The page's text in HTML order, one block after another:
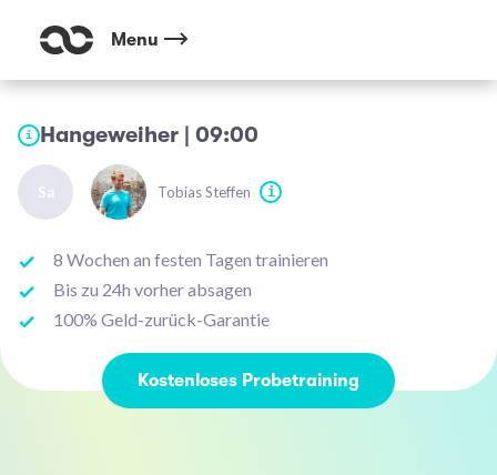
Menu
i Hangeweiher | 09:00
Sa Tobias Steffen i
8 Wochen an festen Tagen trainieren
Bis zu 24h vorher absagen
100% Geld-zurück-Garantie
Kostenloses Probetraining